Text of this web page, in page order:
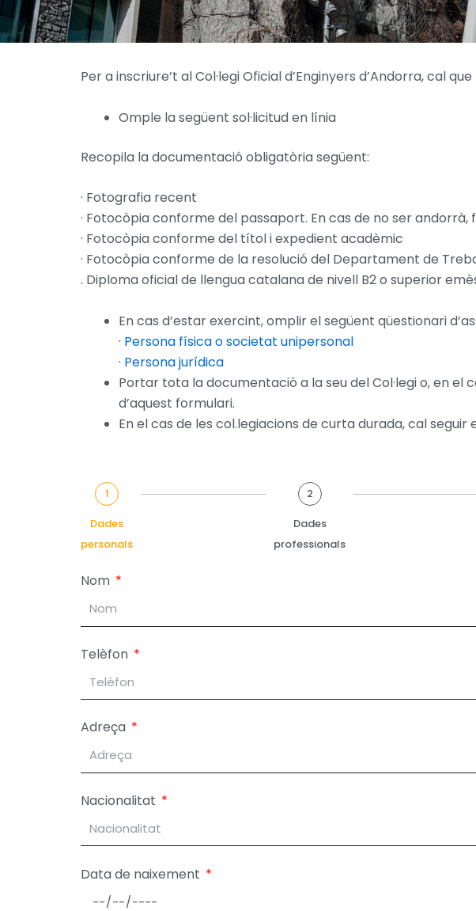
Per a inscriure’t al Col·legi Oficial d’Enginyers d’Andorra, cal
Omple la següent sol·licitud en línia
Recopila la documentació obligatòria següent:
· Fotografia recent
· Fotocòpia conforme del passaport. En cas de no ser
· Fotocòpia conforme del títol i expedient acadèmic
· Fotocòpia conforme de la resolució del Departament de
. Diploma oficial de llengua catalana de nivell B2 o superior
En cas d’estar exercint, omplir el següent qüestionari
· Persona física o societat unipersonal
· Persona jurídica
Portar tota la documentació a la seu del Col·legi o, en
d’aquest formulari.
En el cas de les col.legiacions de curta durada, cal
1
Dades
personals
2
Dades
professionals
Nom
Telèfon
Adreça
Nacionalitat
Data de naixement